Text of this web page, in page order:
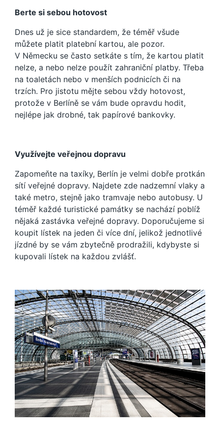
Berte si sebou hotovost
Dnes už je sice standardem, že téměř všude
můžete platit platební kartou, ale pozor.
V Německu se často setkáte s tím, že kartou platit
nelze, a nebo nelze použít zahraniční platby. Třeba
na toaletách nebo v menších podnicích či na
trzích. Pro jistotu mějte sebou vždy hotovost,
protože v Berlíně se vám bude opravdu hodit,
nejlépe jak drobné, tak papírové bankovky.
Využívejte veřejnou dopravu
Zapomeňte na taxíky, Berlín je velmi dobře protkán
sítí veřejné dopravy. Najdete zde nadzemní vlaky a
také metro, stejně jako tramvaje nebo autobusy. U
téměř každé turistické památky se nachází poblíž
nějaká zastávka veřejné dopravy. Doporučujeme si
koupit lístek na jeden či více dní, jelikož jednotlivé
jízdné by se vám zbytečně prodražili, kdybyste si
kupovali lístek na každou zvlášť.